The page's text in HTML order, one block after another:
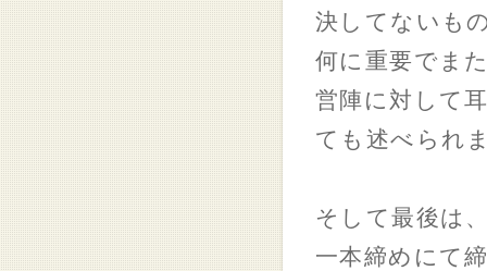
決してないも
何に重要でま
営陣に対して
ても述べられ
そして最後は
一本締めにて